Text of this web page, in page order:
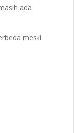
ada
meski